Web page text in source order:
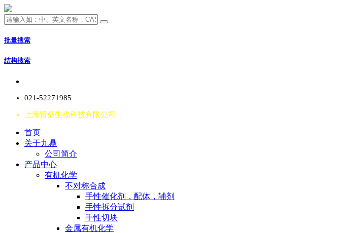
批量搜索
结构搜索
021-52271985
上海贤鼎生物科技有限公司
首页
关于九鼎
公司简介
产品中心
有机化学
不对称合成
手性催化剂，配体，辅剂
手性拆分试剂
手性切块
金属有机化学